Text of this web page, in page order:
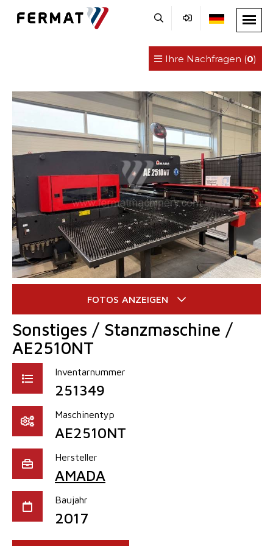
Ihre Nachfragen (0)
Sonstiges / Stanzmaschine /
AE2510NT
Inventarnummer
251349
Maschinentyp
AE2510NT
Hersteller
AMADA
Baujahr
2017